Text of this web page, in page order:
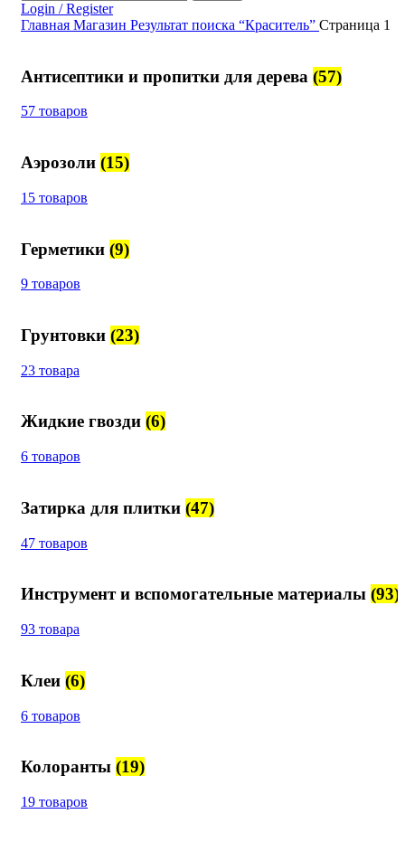
Login / Register
Главная Магазин Результат поиска “Краситель” Страница 1
Антисептики и пропитки для дерева (57)
57 товаров
Аэрозоли (15)
15 товаров
Герметики (9)
9 товаров
Грунтовки (23)
23 товара
Жидкие гвозди (6)
6 товаров
Затирка для плитки (47)
47 товаров
Инструмент и вспомогательные материалы (93)
93 товара
Клеи (6)
6 товаров
Колоранты (19)
19 товаров